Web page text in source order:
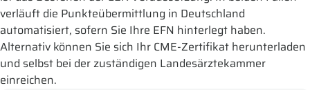
verläuft die Punkteübermittlung in Deutschland
automatisiert, sofern Sie Ihre EFN hinterlegt haben.
Alternativ können Sie sich Ihr CME-Zertifikat herunterladen
und selbst bei der zuständigen Landesärztekammer
einreichen.